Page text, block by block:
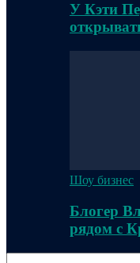
У Кэти
Шоу бизнес
Блогер
рядом с